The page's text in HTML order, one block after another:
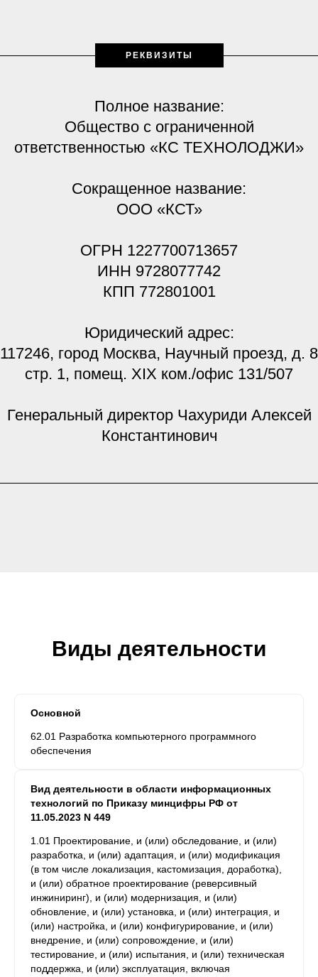
РЕКВИЗИТЫ
Полное название:
Общество с ограниченной
ответственностью «КС ТЕХНОЛОДЖИ»
Сокращенное название:
ООО «КСТ»
ОГРН 1227700713657
ИНН 9728077742
КПП 772801001
Юридический адрес:
117246, город Москва, Научный проезд, д. 8
стр. 1, помещ. XIX ком./офис 131/507
Генеральный директор Чахуриди Алексей
Константинович
Виды деятельности
Основной
62.01 Разработка компьютерного программного
обеспечения
Вид деятельности в области информационных
технологий по Приказу минцифры РФ от
11.05.2023 N 449
1.01 Проектирование, и (или) обследование, и (или)
разработка, и (или) адаптация, и (или) модификация
(в том числе локализация, кастомизация, доработка),
и (или) обратное проектирование (реверсивный
инжиниринг), и (или) модернизация, и (или)
обновление, и (или) установка, и (или) интеграция, и
(или) настройка, и (или) конфигурирование, и (или)
внедрение, и (или) сопровождение, и (или)
тестирование, и (или) испытания, и (или) техническая
поддержка, и (или) эксплуатация, включая